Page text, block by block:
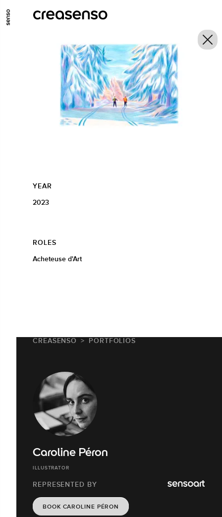
GO TO MAIN CONTENT
YEAR
2023
ROLES
Acheteuse d'Art
CREASENSO PORTFOLIOS
Caroline Péron
ILLUSTRATOR
REPRESENTED BY
BOOK CAROLINE PÉRON